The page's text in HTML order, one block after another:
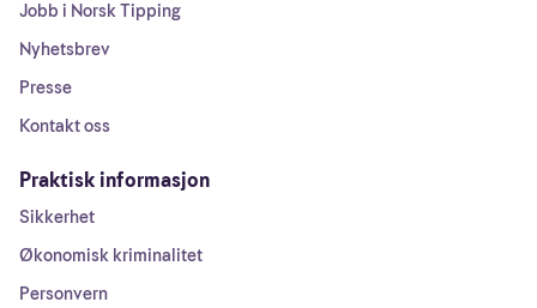
Jobb i Norsk Tipping
Nyhetsbrev
Presse
Kontakt oss
Praktisk informasjon
Sikkerhet
Økonomisk kriminalitet
Personvern